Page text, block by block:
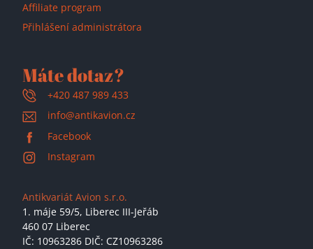
Affiliate program
Přihlášení administrátora
Máte dotaz?
+420 487 989 433
info@antikavion.cz
Facebook
Instagram
Antikvariát Avion s.r.o.
1. máje 59/5, Liberec III-Jeřáb
460 07 Liberec
IČ: 10963286 DIČ: CZ10963286